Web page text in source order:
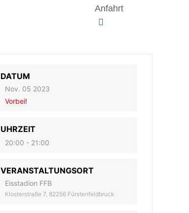
Anfahrt
DATUM
Nov. 05 2023
Vorbei!
UHRZEIT
20:00 - 21:00
VERANSTALTUNGSORT
Eisstadion FFB
Klosterstraße 7, 82256 Fürstenfeldbruck